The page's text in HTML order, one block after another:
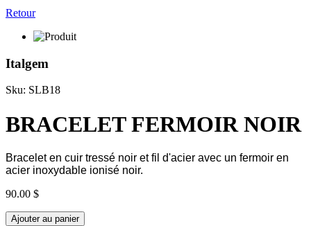
Retour
Italgem
Sku: SLB18
BRACELET FERMOIR NOIR
Bracelet en cuir tressé noir et fil d'acier avec un fermoir en
acier inoxydable ionisé noir.
90.00 $
Ajouter au panier